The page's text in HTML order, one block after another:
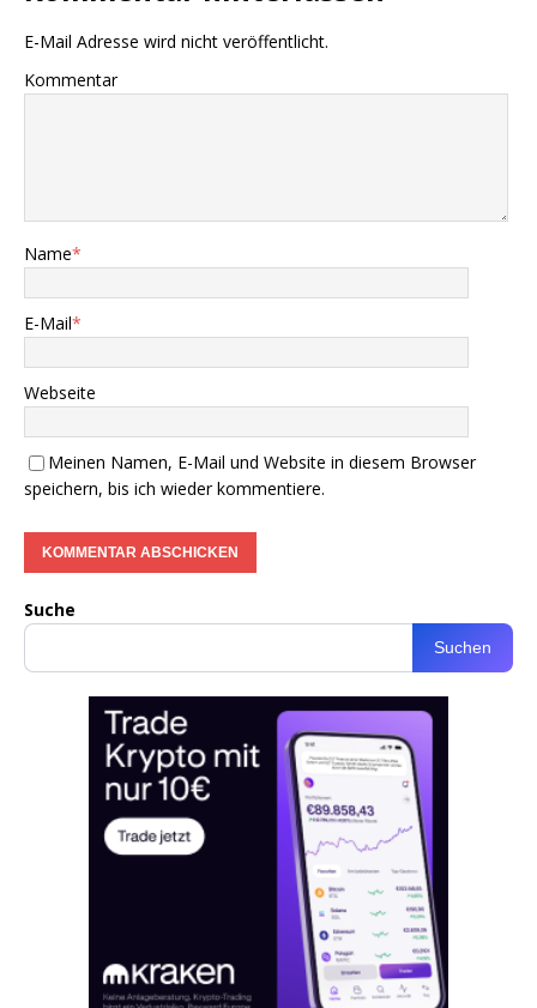
E-Mail Adresse wird nicht veröffentlicht.
Kommentar
Name*
E-Mail*
Webseite
Meinen Namen, E-Mail und Website in diesem Browser
speichern, bis ich wieder kommentiere.
Suche
Suchen